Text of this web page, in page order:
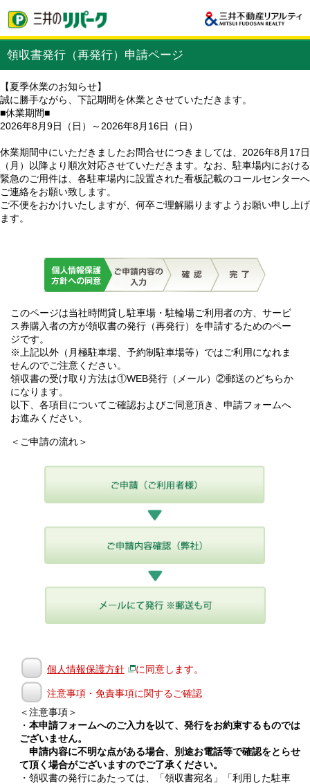
領収書発行（再発行）申請ページ
【夏季休業のお知らせ】
誠に勝手ながら、下記期間を休業とさせていただきます。
■休業期間■
2026年8月9日（日）～2026年8月16日（日）
休業期間中にいただきましたお問合せにつきましては、2026年8月17日
（月）以降より順次対応させていただきます。なお、駐車場内における
緊急のご用件は、各駐車場内に設置された看板記載のコールセンターへ
ご連絡をお願い致します。
ご不便をおかけいたしますが、何卒ご理解賜りますようお願い申し上げ
ます。
このページは当社時間貸し駐車場・駐輪場ご利用者の方、サービ
ス券購入者の方が領収書の発行（再発行）を申請するためのペー
ジです。
※上記以外（月極駐車場、予約制駐車場等）ではご利用になれま
せんのでご注意ください。
領収書の受け取り方法は①WEB発行（メール）②郵送のどちらか
になります。
以下、各項目についてご確認およびご同意頂き、申請フォームへ
お進みください。
＜ご申請の流れ＞
個人情報保護方針 に同意します。
注意事項・免責事項に関するご確認
＜注意事項＞
・ 本申請フォームへのご入力を以て、発行をお約束するものでは
ございません。
申請内容に不明な点がある場合、別途お電話等で確認をとらせ
て頂く場合がございますのでご了承ください。
・領収書の発行にあたっては、「領収書宛名」「利用した駐車